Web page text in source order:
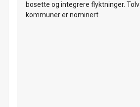
bosette og integrere flyktninger. Tolv
kommuner er nominert.